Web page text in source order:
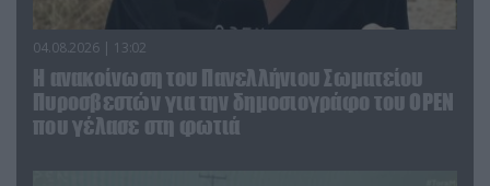
04.08.2026 | 13:02
Η ανακοίνωση του Πανελλήνιου Σωματείου
Πυροσβεστών για την δημοσιογράφο του OPEN
που γέλασε στη φωτιά